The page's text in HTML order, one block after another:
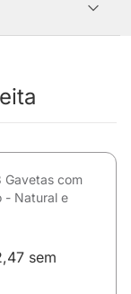
Gavetas com
- Natural e
sem